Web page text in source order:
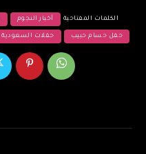
الكلمات المفتاحية أخبار النجوم
حفل حسام حبيب حفلات السعودية